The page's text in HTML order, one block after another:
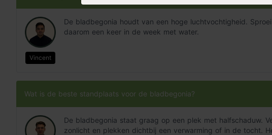
Vincent
De bladbegonia houdt van een hoge luchtvochtigheid.
daarom een keer in de week met water.
Wat is de beste standplaats voor de bladbegonia?
De bladbegonia staat graag op een plek met halfschaduw.
zonlicht en plekken dichtbij een verwarming of in de tocht.